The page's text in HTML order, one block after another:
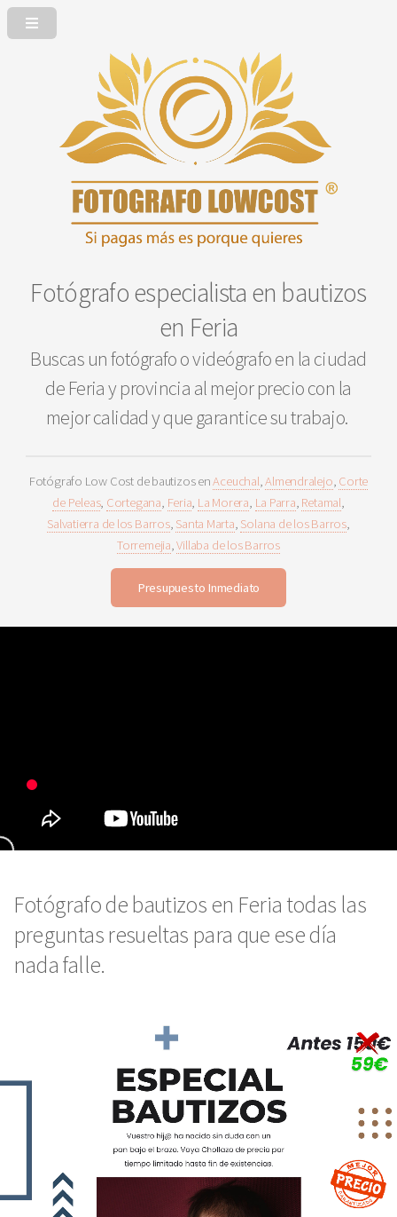
Fotógrafo especialista en bautizos
en Feria
Buscas un fotógrafo o videógrafo en la ciudad
de Feria y provincia al mejor precio con la
mejor calidad y que garantice su trabajo.
Fotógrafo Low Cost de bautizos enAceuchal,Almendralejo, Corte
de Peleas, Cortegana, Feria, La Morera, La Parra, Retamal,
Salvatierra de los Barros, Santa Marta, Solana de los Barros,
Torremejia,Villaba de los Barros
Presupuesto Inmediato
Fotógrafo de bautizos en Feria todas las
preguntas resueltas para que ese día
nada falle.